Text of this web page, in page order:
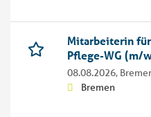
Mitarbeiterin
Pflege-WG (m/
08.08.2026,
Bremen